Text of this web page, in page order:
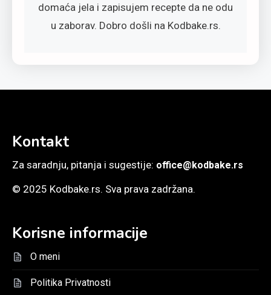
domaća jela i zapisujem recepte da ne odu
u zaborav. Dobro došli na Kodbake.rs.
Kontakt
Za saradnju, pitanja i sugestije: office@kodbake.rs
© 2025 Kodbake.rs. Sva prava zadržana.
Korisne informacije
O meni
Politika Privatnosti